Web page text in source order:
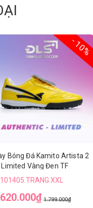
- 10%
Bóng Đá Kamito Artista 2
Limited Vàng Đen TF
1.799.000₫